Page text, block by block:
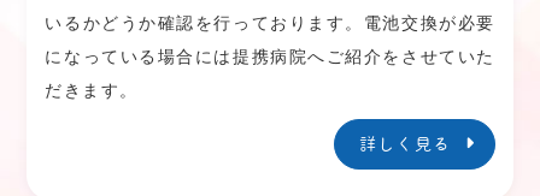
いるかどうか確認を行っております。電池交換が必要
になっている場合には提携病院へご紹介をさせていた
だきます。
詳しく見る